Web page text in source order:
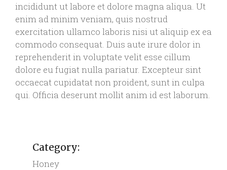
incididunt ut labore et dolore magna aliqua. Ut
enim ad minim veniam, quis nostrud
exercitation ullamco laboris nisi ut aliquip ex ea
commodo consequat. Duis aute irure dolor in
reprehenderit in voluptate velit esse cillum
dolore eu fugiat nulla pariatur. Excepteur sint
occaecat cupidatat non proident, sunt in culpa
qui. Officia deserunt mollit anim id est laborum.
Category:
Honey